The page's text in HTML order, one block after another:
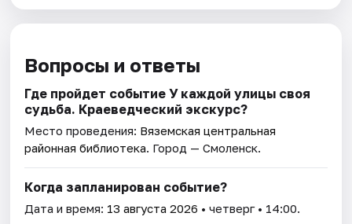
Вопросы и ответы
Где пройдет событие У каждой улицы своя
судьба. Краеведческий экскурс?
Место проведения: Вяземская центральная
районная библиотека. Город — Смоленск.
Когда запланирован событие?
Дата и время: 13 августа 2026 • четверг • 14:00.